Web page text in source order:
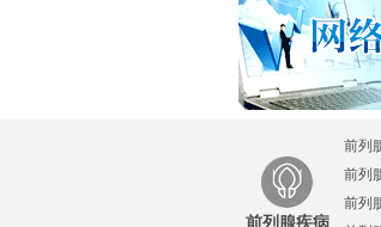
前列腺疾病
前列
前列
前列